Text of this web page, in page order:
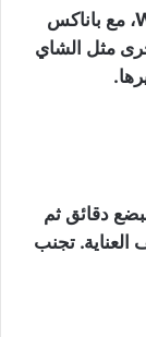
وعشبة Mo Han Lian وعشبة Wu Huan Zi، مع باناكس
مثل الشاي
دقائق ثم
العناية. تجنب